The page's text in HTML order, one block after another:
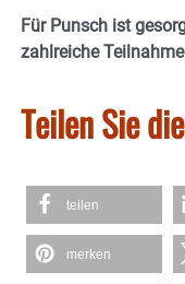
Für Punsch ist
zahlreiche
Teilen Sie
teilen
merken